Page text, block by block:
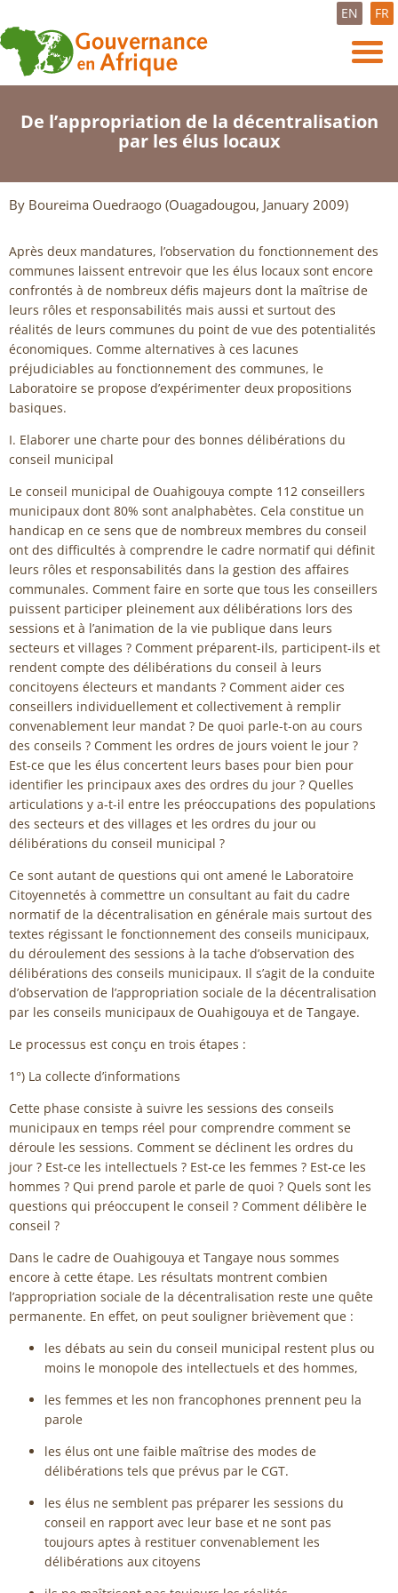
EN FR
De l’appropriation de la décentralisation
par les élus locaux
By Boureima Ouedraogo (Ouagadougou, January 2009)
Après deux mandatures, l’observation du fonctionnement des
communes laissent entrevoir que les élus locaux sont encore
confrontés à de nombreux défis majeurs dont la maîtrise de
leurs rôles et responsabilités mais aussi et surtout des
réalités de leurs communes du point de vue des potentialités
économiques. Comme alternatives à ces lacunes
préjudiciables au fonctionnement des communes, le
Laboratoire se propose d’expérimenter deux propositions
basiques.
I. Elaborer une charte pour des bonnes délibérations du
conseil municipal
Le conseil municipal de Ouahigouya compte 112 conseillers
municipaux dont 80% sont analphabètes. Cela constitue un
handicap en ce sens que de nombreux membres du conseil
ont des difficultés à comprendre le cadre normatif qui définit
leurs rôles et responsabilités dans la gestion des affaires
communales. Comment faire en sorte que tous les conseillers
puissent participer pleinement aux délibérations lors des
sessions et à l’animation de la vie publique dans leurs
secteurs et villages ? Comment préparent-ils, participent-ils et
rendent compte des délibérations du conseil à leurs
concitoyens électeurs et mandants ? Comment aider ces
conseillers individuellement et collectivement à remplir
convenablement leur mandat ? De quoi parle-t-on au cours
des conseils ? Comment les ordres de jours voient le jour ?
Est-ce que les élus concertent leurs bases pour bien pour
identifier les principaux axes des ordres du jour ? Quelles
articulations y a-t-il entre les préoccupations des populations
des secteurs et des villages et les ordres du jour ou
délibérations du conseil municipal ?
Ce sont autant de questions qui ont amené le Laboratoire
Citoyennetés à commettre un consultant au fait du cadre
normatif de la décentralisation en générale mais surtout des
textes régissant le fonctionnement des conseils municipaux,
du déroulement des sessions à la tache d’observation des
délibérations des conseils municipaux. Il s’agit de la conduite
d’observation de l’appropriation sociale de la décentralisation
par les conseils municipaux de Ouahigouya et de Tangaye.
Le processus est conçu en trois étapes :
1°) La collecte d’informations
Cette phase consiste à suivre les sessions des conseils
municipaux en temps réel pour comprendre comment se
déroule les sessions. Comment se déclinent les ordres du
jour ? Est-ce les intellectuels ? Est-ce les femmes ? Est-ce les
hommes ? Qui prend parole et parle de quoi ? Quels sont les
questions qui préoccupent le conseil ? Comment délibère le
conseil ?
Dans le cadre de Ouahigouya et Tangaye nous sommes
encore à cette étape. Les résultats montrent combien
l’appropriation sociale de la décentralisation reste une quête
permanente. En effet, on peut souligner brièvement que :
les débats au sein du conseil municipal restent plus ou
moins le monopole des intellectuels et des hommes,
les femmes et les non francophones prennent peu la
parole
les élus ont une faible maîtrise des modes de
délibérations tels que prévus par le CGT.
les élus ne semblent pas préparer les sessions du
conseil en rapport avec leur base et ne sont pas
toujours aptes à restituer convenablement les
délibérations aux citoyens